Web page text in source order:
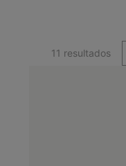
11 resultados